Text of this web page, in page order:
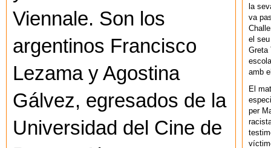
Viennale. Son los
argentinos Francisco
Lezama y Agostina
Gálvez, egresados de la
Universidad del Cine de
la
va
el
Greta
amb
El
per